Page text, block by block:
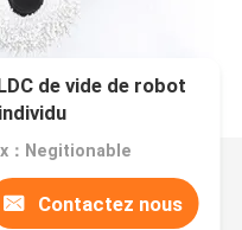
de vide de robot
：Negitionable
Contactez nous